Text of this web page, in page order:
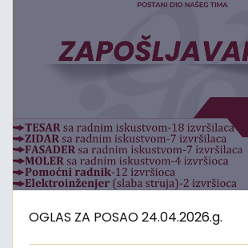
OGLAS ZA POSAO 24.04.2026.g.